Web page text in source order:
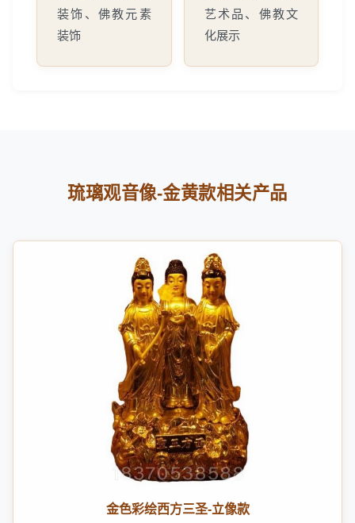
装饰、佛教元素
装饰
艺术品、佛教文
化展示
琉璃观音像-金黄款相关产品
金色彩绘西方三圣-立像款